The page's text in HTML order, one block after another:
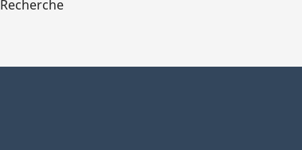
Recherche